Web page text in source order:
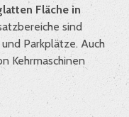
Fläche in
sind
Parkplätze. Auch
Kehrmaschinen